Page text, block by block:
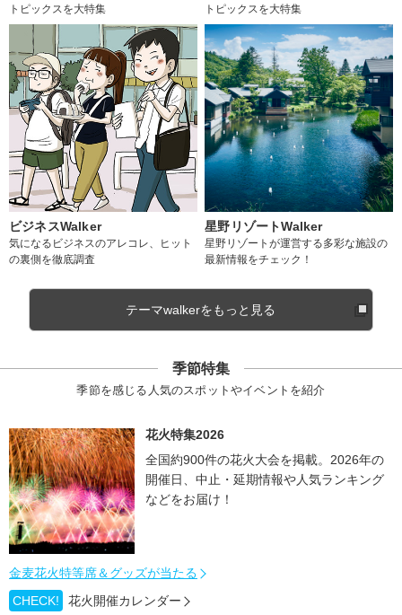
トピックスを大特集
トピックスを大特集
ビジネスWalker
気になるビジネスのアレコレ、ヒット
の裏側を徹底調査
星野リゾートWalker
星野リゾートが運営する多彩な施設の
最新情報をチェック！
テーマwalkerをもっと見る
季節特集
季節を感じる人気のスポットやイベントを紹介
花火特集2026
全国約900件の花火大会を掲載。2026年の
開催日、中止・延期情報や人気ランキング
などをお届け！
金麦花火特等席＆グッズが当たる
CHECK!
花火開催カレンダー